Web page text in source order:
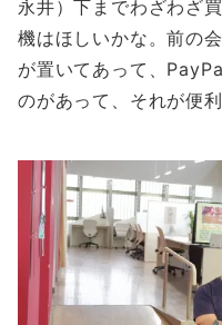
永井）下までわざわざ
機はほしいかな。前の
が置いてあって、
のがあって、それが便